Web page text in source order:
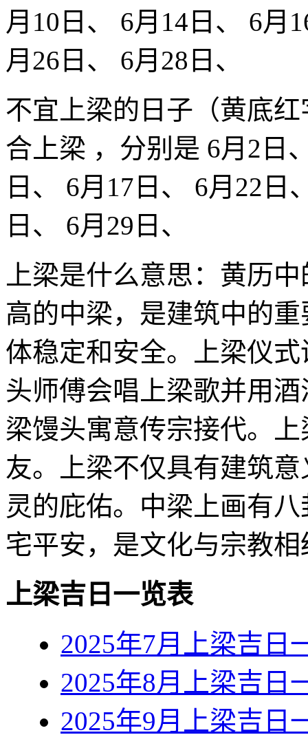
月10日、 6月14日、 6月
月26日、 6月28日、
不宜上梁的日子（黄底红
合上梁 ，分别是 6月2日
日、 6月17日、 6月22日
日、 6月29日、
上梁是什么意思：黄历
高的中梁，是建筑中的
体稳定和安全。上梁仪
头师傅会唱上梁歌并用
梁馒头寓意传宗接代。
友。上梁不仅具有建筑
灵的庇佑。中梁上画有
宅平安，是文化与宗教
上梁吉日一览表
2025年7月上梁吉日
2025年8月上梁吉日
2025年9月上梁吉日